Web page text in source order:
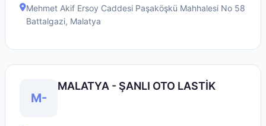
Mehmet Akif Ersoy Caddesi Paşaköşkü Mahhalesi No 58
Battalgazi, Malatya
M-
MALATYA - ŞANLI OTO LASTİK